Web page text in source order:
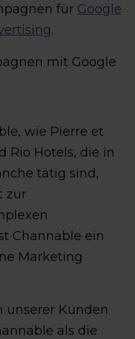
für Google
.
mit Google
wie Pierre et
Rio Hotels, die in
tätig sind,
zur
Channable ein
Marketing
unserer Kunden
als die